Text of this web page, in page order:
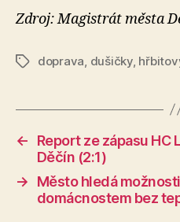
Zdroj: Magistrát města
Štítkydoprava dušičky,
←
Report ze zápasu HC
Děčín (2:1)
→
Město hledá
domácnostem bez